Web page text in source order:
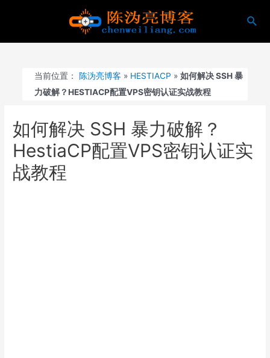
搜
当前位置： 陈沩亮博客 » HESTIACP »如何解决 SSH 暴
力破解？HESTIACP配置VPS密钥认证实战教程
如何解决 SSH 暴力破解？
HestiaCP配置VPS密钥认证实
战教程